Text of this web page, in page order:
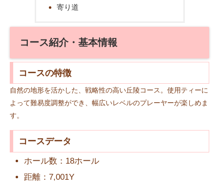
寄り道
コース紹介・基本情報
コースの特徴
自然の地形を活かした、戦略性の高い丘陵コース。使用ティーに
よって難易度調整ができ、幅広いレベルのプレーヤーが楽しめま
す。
コースデータ
ホール数：18ホール
距離：7,001Y